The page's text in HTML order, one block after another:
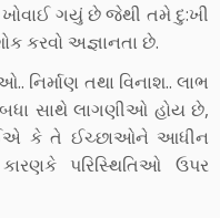
ખોવાઈ ગયું છે જેથી તમે દુ:ખી
કરવો અજ્ઞાનતા છે.
નિર્માણ તથા વિનાશ.. લાભ
સાથે લાગણીઓ હોય છે,
કે તે ઈચ્છાઓને આધીન
પરિસ્થિતિઓ ઉપર